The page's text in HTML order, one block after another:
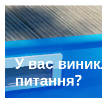
У вас
питання?